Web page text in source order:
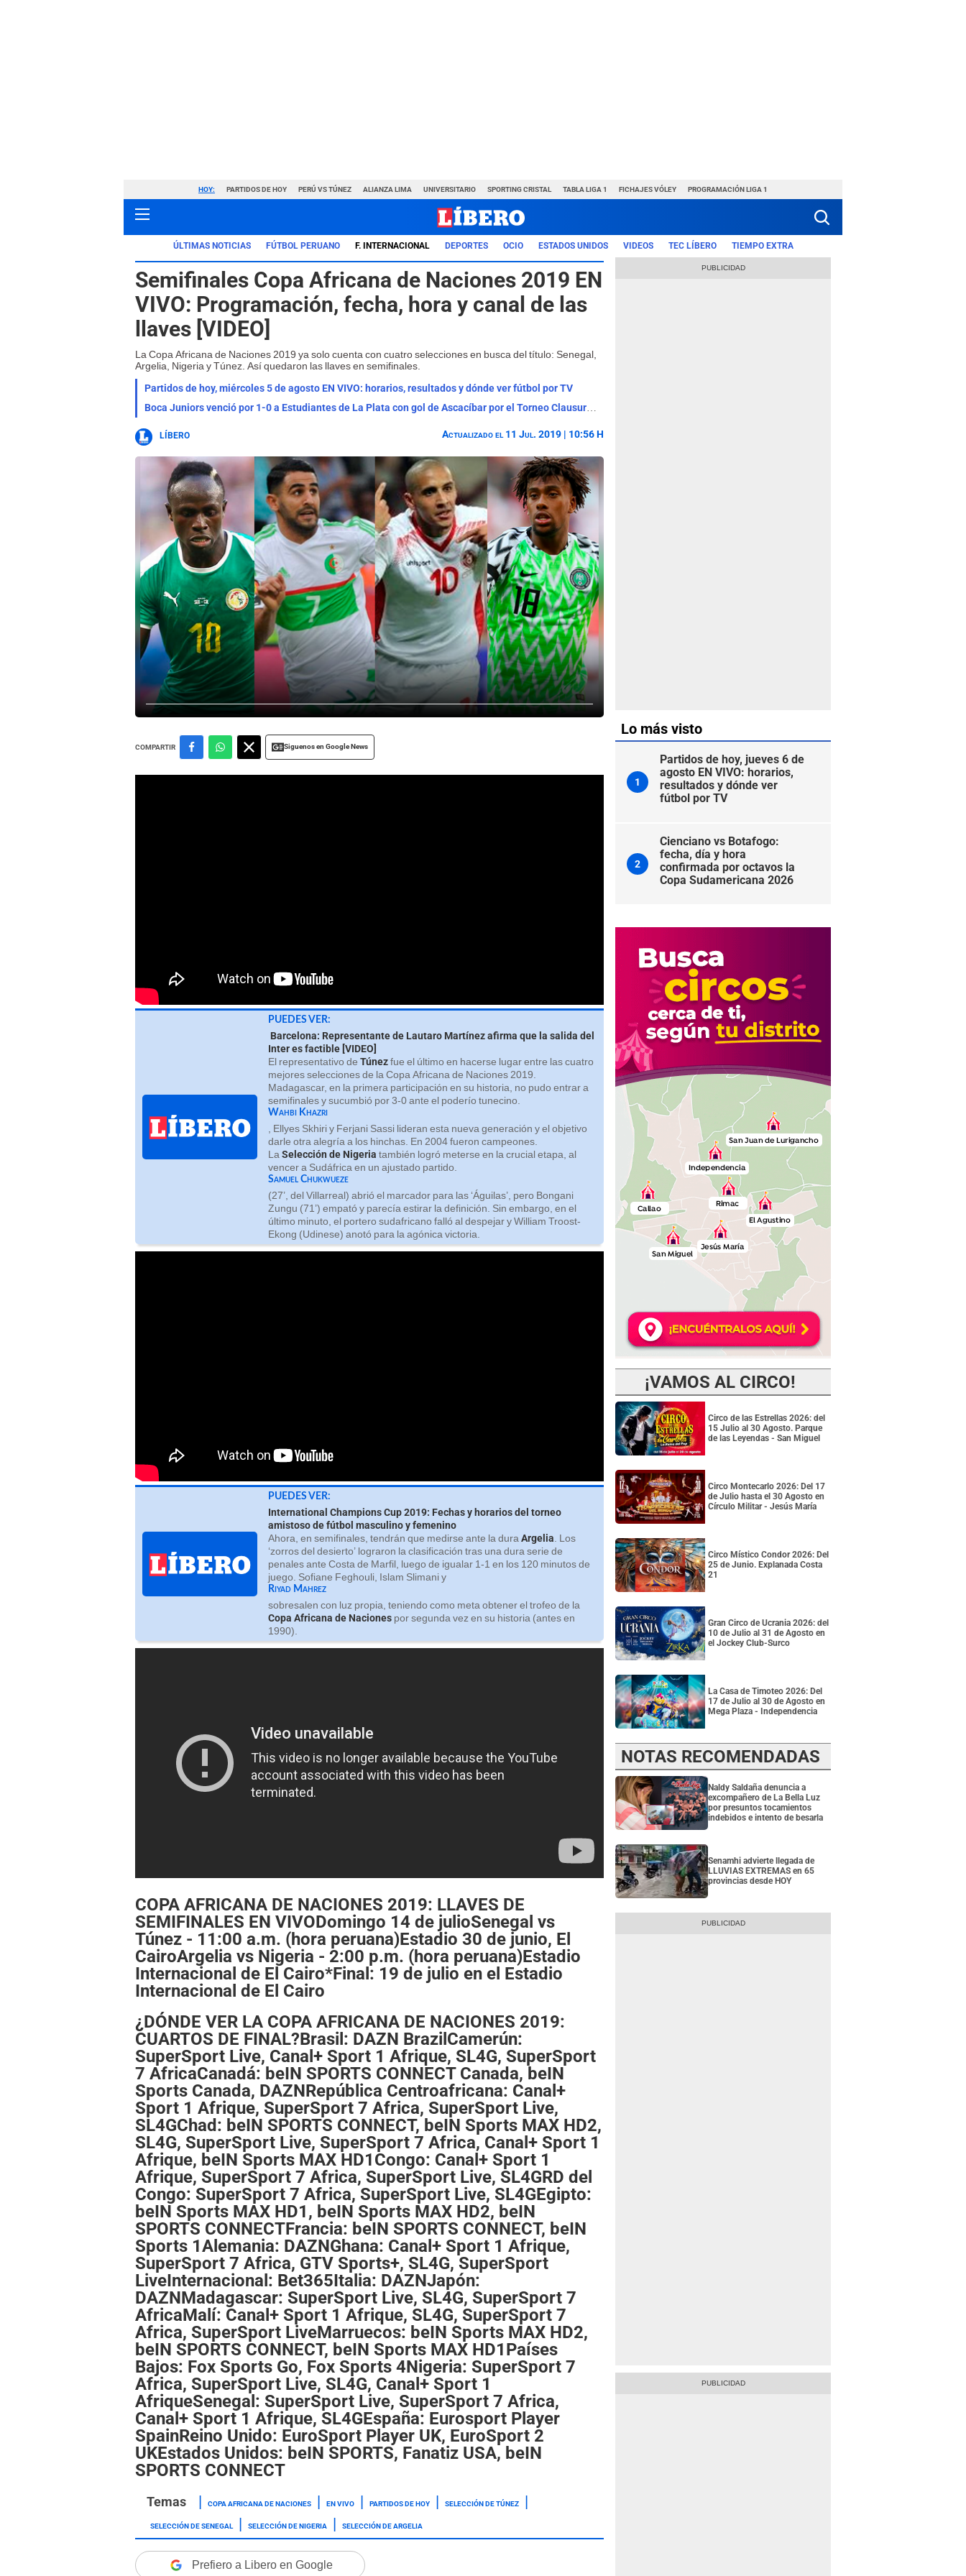
HOY: PARTIDOS DE HOY PERÚ VS TÚNEZ ALIANZA LIMA UNIVERSITARIO SPORTING CRISTAL TABLA LIGA 1 FICHAJES VÓLEY PROGRAMACIÓN LIGA 1
ÚLTIMAS NOTICIAS FÚTBOL PERUANO F. INTERNACIONAL DEPORTES OCIO ESTADOS UNIDOS VIDEOS TEC LÍBERO TIEMPO EXTRA
Semifinales Copa Africana de Naciones 2019 EN
VIVO: Programación, fecha, hora y canal de las
llaves [VIDEO]
La Copa Africana de Naciones 2019 ya solo cuenta con cuatro selecciones en busca del título: Senegal,
Argelia, Nigeria y Túnez. Así quedaron las llaves en semifinales.
Partidos de hoy, miércoles 5 de agosto EN VIVO: horarios, resultados y dónde ver fútbol por TV
Boca Juniors venció por 1-0 a Estudiantes de La Plata con gol de Ascacíbar por el Torneo Clausura 2026
LÍBERO Actualizado el 11 Jul. 2019 | 10:56 H
COMPARTIR Siguenos en Google News
PUEDES VER:
Barcelona: Representante de Lautaro Martínez afirma que la salida del
Inter es factible [VIDEO]
El representativo de Túnezfue el último en hacerse lugar entre las cuatro
mejores selecciones de la Copa Africana de Naciones 2019.
Madagascar, en la primera participación en su historia, no pudo entrar a
semifinales y sucumbió por 3-0 ante el poderío tunecino.
Wahbi Khazri
, Ellyes Skhiri y Ferjani Sassi lideran esta nueva generación y el objetivo
darle otra alegría a los hinchas. En 2004 fueron campeones.
La Selección de Nigeria también logró meterse en la crucial etapa, al
vencer a Sudáfrica en un ajustado partido.
Samuel Chukwueze
(27’, del Villarreal) abrió el marcador para las ‘Águilas’, pero Bongani
Zungu (71’) empató y parecía estirar la definición. Sin embargo, en el
último minuto, el portero sudafricano falló al despejar y William Troost-
Ekong (Udinese) anotó para la agónica victoria.
PUEDES VER:
International Champions Cup 2019: Fechas y horarios del torneo
amistoso de fútbol masculino y femenino
Ahora, en semifinales, tendrán que medirse ante la dura Argelia . Los
‘zorros del desierto’ lograron la clasificación tras una dura serie de
penales ante Costa de Marfil, luego de igualar 1-1 en los 120 minutos de
juego. Sofiane Feghouli, Islam Slimani y
Riyad Mahrez
sobresalen con luz propia, teniendo como meta obtener el trofeo de la
Copa Africana de Naciones por segunda vez en su historia (antes en
1990).
COPA AFRICANA DE NACIONES 2019: LLAVES DE
SEMIFINALES EN VIVODomingo 14 de julioSenegal vs
Túnez - 11:00 a.m. (hora peruana)Estadio 30 de junio, El
CairoArgelia vs Nigeria - 2:00 p.m. (hora peruana)Estadio
Internacional de El Cairo*Final: 19 de julio en el Estadio
Internacional de El Cairo
¿DÓNDE VER LA COPA AFRICANA DE NACIONES 2019:
CUARTOS DE FINAL?Brasil: DAZN BrazilCamerún:
SuperSport Live, Canal+ Sport 1 Afrique, SL4G, SuperSport
7 AfricaCanadá: beIN SPORTS CONNECT Canada, beIN
Sports Canada, DAZNRepública Centroafricana: Canal+
Sport 1 Afrique, SuperSport 7 Africa, SuperSport Live,
SL4GChad: beIN SPORTS CONNECT, beIN Sports MAX HD2,
SL4G, SuperSport Live, SuperSport 7 Africa, Canal+ Sport 1
Afrique, beIN Sports MAX HD1Congo: Canal+ Sport 1
Afrique, SuperSport 7 Africa, SuperSport Live, SL4GRD del
Congo: SuperSport 7 Africa, SuperSport Live, SL4GEgipto:
beIN Sports MAX HD1, beIN Sports MAX HD2, beIN
SPORTS CONNECTFrancia: beIN SPORTS CONNECT, beIN
Sports 1Alemania: DAZNGhana: Canal+ Sport 1 Afrique,
SuperSport 7 Africa, GTV Sports+, SL4G, SuperSport
LiveInternacional: Bet365Italia: DAZNJapón:
DAZNMadagascar: SuperSport Live, SL4G, SuperSport 7
AfricaMalí: Canal+ Sport 1 Afrique, SL4G, SuperSport 7
Africa, SuperSport LiveMarruecos: beIN Sports MAX HD2,
beIN SPORTS CONNECT, beIN Sports MAX HD1Países
Bajos: Fox Sports Go, Fox Sports 4Nigeria: SuperSport 7
Africa, SuperSport Live, SL4G, Canal+ Sport 1
AfriqueSenegal: SuperSport Live, SuperSport 7 Africa,
Canal+ Sport 1 Afrique, SL4GEspaña: Eurosport Player
SpainReino Unido: EuroSport Player UK, EuroSport 2
UKEstados Unidos: beIN SPORTS, Fanatiz USA, beIN
SPORTS CONNECT
COPA AFRICANA DE NACIONES EN VIVO PARTIDOS DE HOY
SELECCIÓN DE TÚNEZ
SELECCIÓN DE SENEGAL
SELECCIÓN DE NIGERIA SELECCIÓN DE ARGELIA
Prefiero a Libero en Google
Lo más visto
1
Partidos de hoy, jueves 6 de
agosto EN VIVO: horarios,
resultados y dónde ver
fútbol por TV
2
Cienciano vs Botafogo:
fecha, día y hora
confirmada por octavos la
Copa Sudamericana 2026
¡VAMOS AL CIRCO!
Circo de las Estrellas 2026: del
15 Julio al 30 Agosto. Parque
de las Leyendas - San Miguel
Circo Montecarlo 2026: Del 17
de Julio hasta el 30 Agosto en
Círculo Militar - Jesús María
Circo Místico Condor 2026: Del
25 de Junio. Explanada Costa
21
Gran Circo de Ucrania 2026: del
10 de Julio al 31 de Agosto en
el Jockey Club-Surco
La Casa de Timoteo 2026: Del
17 de Julio al 30 de Agosto en
Mega Plaza - Independencia
NOTAS RECOMENDADAS
Naldy Saldaña denuncia a
excompañero de La Bella Luz
por presuntos tocamientos
indebidos e intento de besarla
Senamhi advierte llegada de
LLUVIAS EXTREMAS en 65
provincias desde HOY